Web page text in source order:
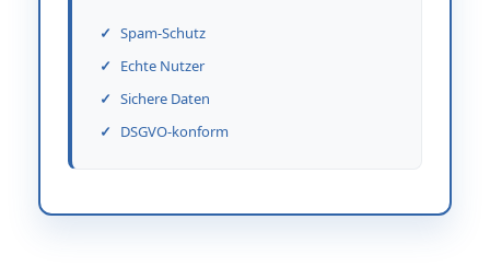
Spam-Schutz
Echte Nutzer
Sichere Daten
DSGVO-konform